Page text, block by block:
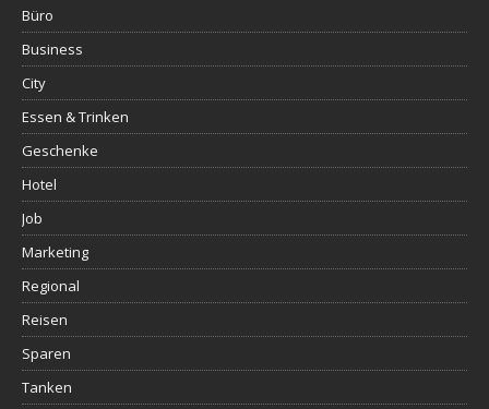
Büro
Business
City
Essen & Trinken
Geschenke
Hotel
Job
Marketing
Regional
Reisen
Sparen
Tanken